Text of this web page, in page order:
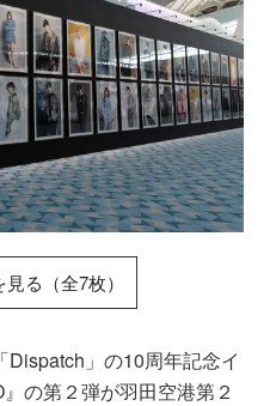
る（全7枚）
」の10周年記念イ
の第２弾が羽田空港第２